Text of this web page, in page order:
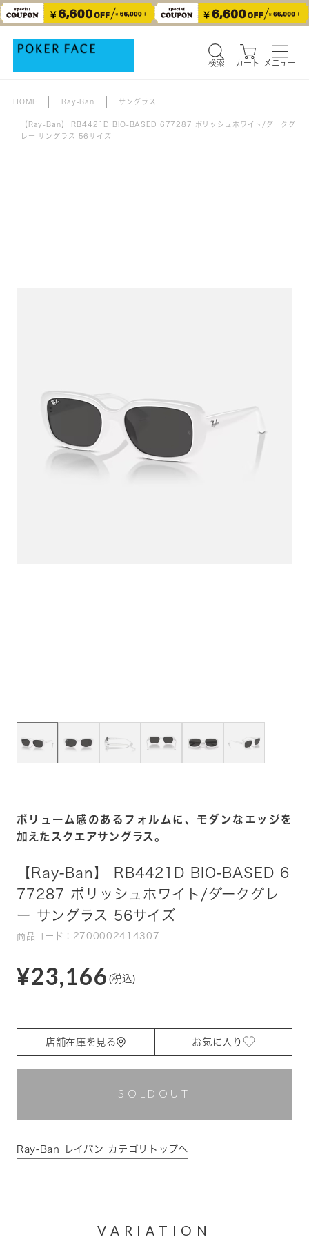
検索 カート メニュー
HOME Ray-Ban サングラス
【Ray-Ban】 RB4421D BIO-BASED 677287 ポリッシュホワイト/ダークグ
レー サングラス 56サイズ
ボリューム感のあるフォルムに、モダンなエッジを
加えたスクエアサングラス。
【Ray-Ban】 RB4421D BIO-BASED 6
77287 ポリッシュホワイト/ダークグレ
ー サングラス 56サイズ
商品コード：2700002414307
¥23,166 (税込)
店舗在庫を見る お気に入り
SOLDOUT
Ray-Ban レイバン カテゴリトップへ
VARIATION